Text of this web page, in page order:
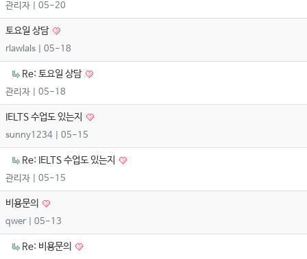
관리자 | 05-20
토요일 상담
rlawlals | 05-18
Re: 토요일 상담
관리자 | 05-18
IELTS 수업도 있는지
sunny1234 | 05-15
Re: IELTS 수업도 있는지
관리자 | 05-15
비용문의
qwer | 05-13
Re: 비용문의